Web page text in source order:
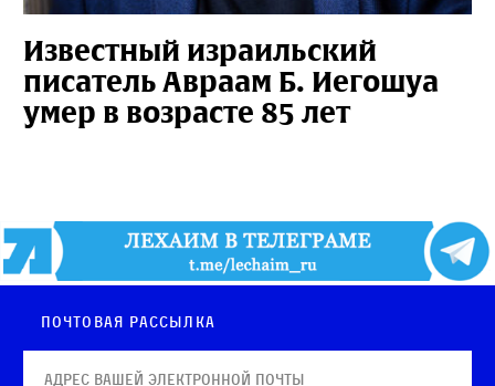
Известный израильский
писатель Авраам Б. Иегошуа
умер в возрасте 85 лет
Почтовая рассылка